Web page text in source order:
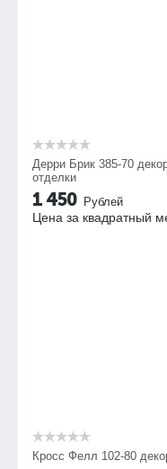
Дерри Брик 385-70
отделки
1 450 Рублей
Цена за квадратный
Кросс Фелл 102-80